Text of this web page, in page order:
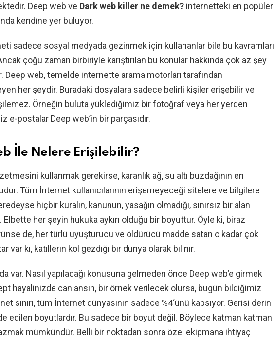
Deep web ve Dark web killer ne demek? internetteki en popüler
kendine yer buluyor.
sadece sosyal medyada gezinmek için kullananlar bile bu kavramları
çoğu zaman birbiriyle karıştırılan bu konular hakkında çok az şey
Deep web, temelde internette arama motorları tarafından
her şeydir. Buradaki dosyalara sadece belirli kişiler erişebilir ve
Örneğin buluta yüklediğimiz bir fotoğraf veya her yerden
e-postalar Deep web’in bir parçasıdır.
İle Nelere Erişilebilir?
kullanmak gerekirse, karanlık ağ, su altı buzdağının en
Tüm İnternet kullanıcılarının erişemeyeceği sitelere ve bilgilere
hiçbir kuralın, kanunun, yasağın olmadığı, sınırsız bir alan
her şeyin hukuka aykırı olduğu bir boyuttur. Öyle ki, biraz
de, her türlü uyuşturucu ve öldürücü madde satan o kadar çok
var ki, katillerin kol gezdiği bir dünya olarak bilinir.
var. Nasıl yapılacağı konusuna gelmeden önce Deep web’e girmek
hayalinizde canlansın, bir örnek verilecek olursa, bugün bildiğimiz
sınırı, tüm İnternet dünyasının sadece %4‘ünü kapsıyor. Gerisi derin
edilen boyutlardır. Bu sadece bir boyut değil. Böylece katman katman
mümkündür. Belli bir noktadan sonra özel ekipmana ihtiyaç